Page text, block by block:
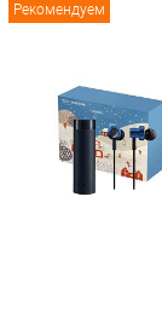
Рекомендуем